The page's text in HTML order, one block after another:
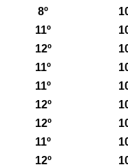
8º
11º
12º
11º
11º
12º
12º
11º
12º